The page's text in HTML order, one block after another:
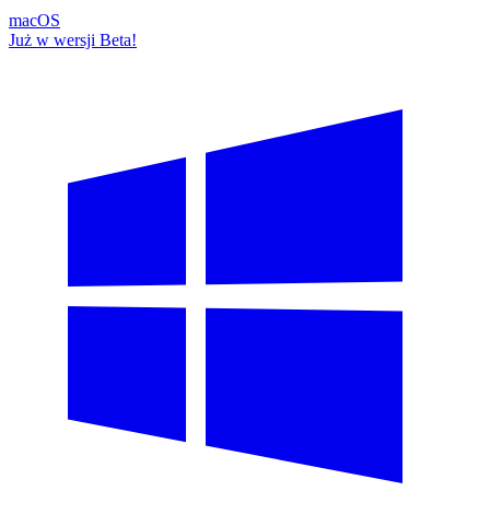
macOS
Już w wersji Beta!